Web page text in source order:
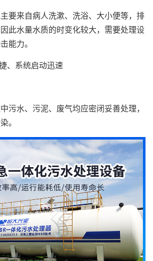
来自病人洗漱、洗浴、大小便等，排
此水量水质的时变化较大，需要处理设
能力。
系统启动迅速
水、污泥、废气均应密闭妥善处理，
。